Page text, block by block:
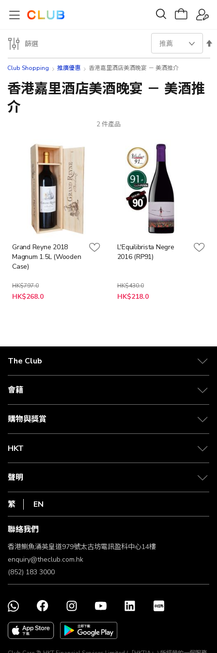
Club Shopping 推廣優惠 香港嘉里酒店美酒晚宴 － 美酒推介
香港嘉里酒店美酒晚宴 － 美酒推
介
2件產品
設
Grand Reyne 2018
Magnum 1.5L (Wooden
Case)
HK$797.0
特
殊
HK$268.0
L'Equilibrista Negre
2016 (RP91)
HK$430.0
特
殊
HK$218.0
篩選
The Club
關於 The Club
合作夥伴
媒體中心
會籍
會籍及專屬禮遇
賺取積分
購物與獎賞
物流與配送
Club Shopping 商品領取站
常見問題
HKT
csl.
1010
HKT
聲明
私隱聲明
使用條款
條款及細則
不歧視及不騷擾聲明
認可牌照及通告
繁 EN
聯絡我們
香港鰂魚涌英皇道979號太古坊電訊盈科中心14樓
enquiry@theclub.com.hk
(852) 183 3000